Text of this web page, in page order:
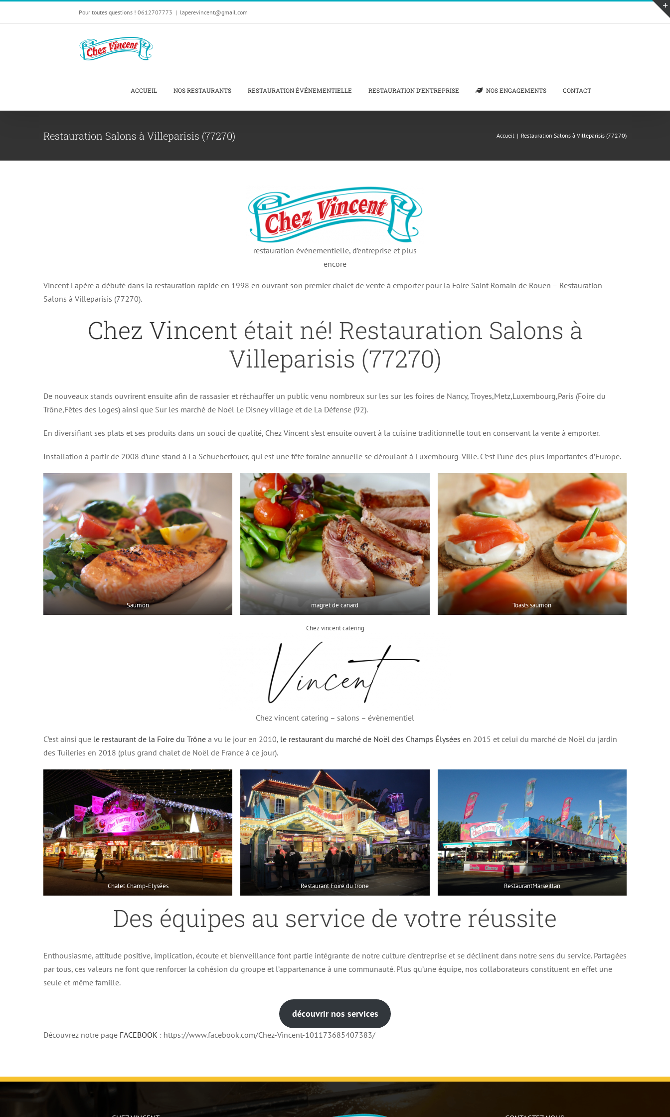
Pour toutes questions ! 0612707773 | laperevincent@gmail.com
ACCUEIL NOS RESTAURANTS RESTAURATION ÉVÉNEMENTIELLE RESTAURATION D’ENTREPRISE NOS ENGAGEMENTS CONTACT
Restauration Salons à Villeparisis (77270) Accueil | Restauration Salons à Villeparisis (77270)
restauration évènementielle, d’entreprise et plus
encore
Vincent Lapère a débuté dans la restauration rapide en 1998 en ouvrant son premier chalet de vente à emporter pour la Foire Saint Romain de Rouen – Restauration
Salons à Villeparisis (77270).
Chez Vincent était né! Restauration Salons à
Villeparisis (77270)
De nouveaux stands ouvrirent ensuite afin de rassasier et réchauffer un public venu nombreux sur les sur les foires de Nancy, Troyes,Metz,Luxembourg,Paris (Foire du
Trône,Fêtes des Loges) ainsi que Sur les marché de Noël Le Disney village et de La Défense (92).
En diversifiant ses plats et ses produits dans un souci de qualité, Chez Vincent s’est ensuite ouvert à la cuisine traditionnelle tout en conservant la vente à emporter.
Installation à partir de 2008 d’une stand à La Schueberfouer, qui est une fête foraine annuelle se déroulant à Luxembourg-Ville. C’est l’une des plus importantes d’Europe.
Saumon magret de canard Toasts saumon
Chez vincent catering
Chez vincent catering – salons – évènementiel
C’est ainsi que le restaurant de la Foire du Trône a vu le jour en 2010, le restaurant du marché de Noël des Champs Élysées en 2015 et celui du marché de Noël du jardin
des Tuileries en 2018 (plus grand chalet de Noël de France à ce jour).
Chalet Champ-Elysées Restaurant Foire du trone RestaurantMarseillan
Des équipes au service de votre réussite
Enthousiasme, attitude positive, implication, écoute et bienveillance font partie intégrante de notre culture d’entreprise et se déclinent dans notre sens du service. Partagées
par tous, ces valeurs ne font que renforcer la cohésion du groupe et l’appartenance à une communauté. Plus qu’une équipe, nos collaborateurs constituent en effet une
seule et même famille.
découvrir nos services
Découvrez notre page FACEBOOK : https://www.facebook.com/Chez-Vincent-101173685407383/